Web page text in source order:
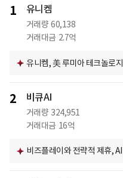
1 유니켐
거래량 60,138
거래대금 2.7억
유니켐, 美 루미아 테크놀로
2 비큐AI
거래량 324,951
거래대금 16억
비즈플레이와 전략적 제휴,